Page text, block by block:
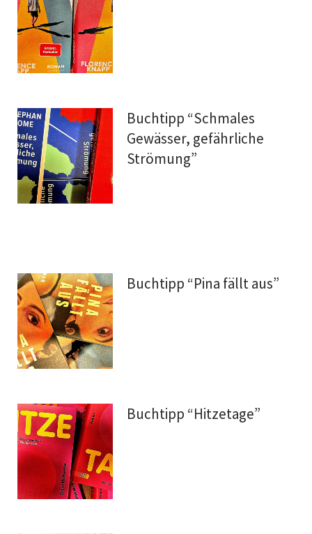
Buchtipp “Schmales
Gewässer, gefährliche
Strömung”
Buchtipp “Pina fällt aus”
Buchtipp “Hitzetage”